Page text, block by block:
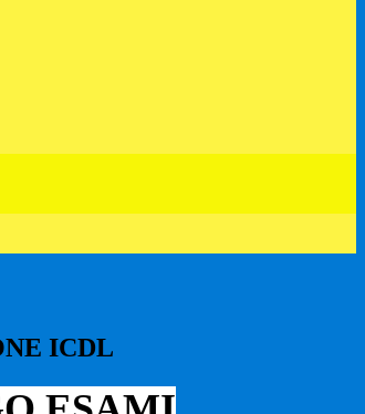
ICDL